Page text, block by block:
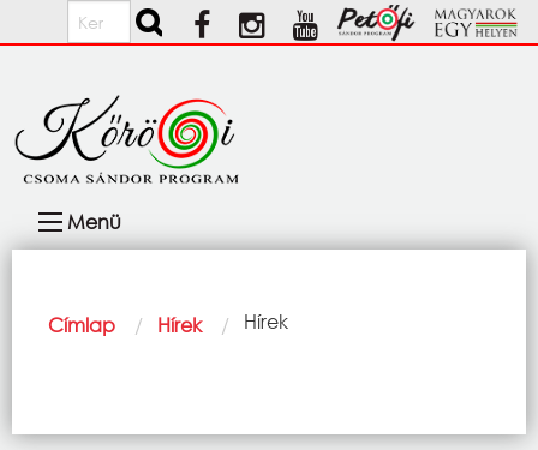
Ugrás a tartalomra
Keresés
navigáció
Menü
Morzsa
Címlap Hírek Current:
Hírek